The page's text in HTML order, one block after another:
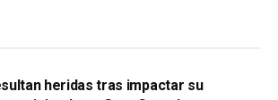
heridas tras impactar su